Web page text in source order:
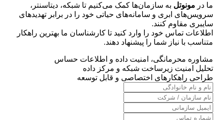
ما در مونوتل به سازمان‌ها کمک می‌کنیم تا شبکه، دیتاسنتر،
سرویس‌های ابری و سامانه‌های حیاتی خود را در برابر تهدیدهای
سایبری مقاوم کنند.
اطلاعات تماس خود را وارد کنید تا کارشناسان ما بهترین راهکار
متناسب با نیاز شما را پیشنهاد دهند.
مشاوره محرمانگی، امنیت داده و اطلاعات حساس
تحلیل امنیت زیرساخت شبکه و مرکز داده
طراحی راهکارهای اختصاصی و قابل توسعه